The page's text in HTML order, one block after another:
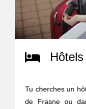
Tu cherches un
de Frasne ou